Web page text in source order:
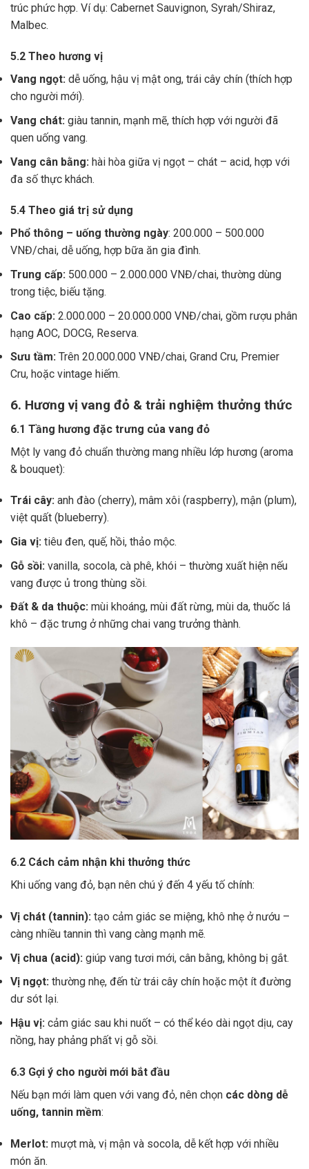
trúc phức hợp. Ví dụ: Cabernet Sauvignon, Syrah/Shiraz,
Malbec.
5.2 Theo hương vị
Vang ngọt: dễ uống, hậu vị mật ong, trái cây chín (thích hợp
cho người mới).
Vang chát: giàu tannin, mạnh mẽ, thích hợp với người đã
quen uống vang.
Vang cân bằng: hài hòa giữa vị ngọt – chát – acid, hợp với
đa số thực khách.
5.4 Theo giá trị sử dụng
Phổ thông – uống thường ngày: 200.000 – 500.000
VNĐ/chai, dễ uống, hợp bữa ăn gia đình.
Trung cấp: 500.000 – 2.000.000 VNĐ/chai, thường dùng
trong tiệc, biếu tặng.
Cao cấp: 2.000.000 – 20.000.000 VNĐ/chai, gồm rượu phân
hạng AOC, DOCG, Reserva.
Sưu tầm: Trên 20.000.000 VNĐ/chai, Grand Cru, Premier
Cru, hoặc vintage hiếm.
6. Hương vị vang đỏ & trải nghiệm thưởng thức
6.1 Tầng hương đặc trưng của vang đỏ
Một ly vang đỏ chuẩn thường mang nhiều lớp hương (aroma
& bouquet):
Trái cây: anh đào (cherry), mâm xôi (raspberry), mận (plum),
việt quất (blueberry).
Gia vị: tiêu đen, quế, hồi, thảo mộc.
Gỗ sồi: vanilla, socola, cà phê, khói – thường xuất hiện nếu
vang được ủ trong thùng sồi.
Đất & da thuộc: mùi khoáng, mùi đất rừng, mùi da, thuốc lá
khô – đặc trưng ở những chai vang trưởng thành.
6.2 Cách cảm nhận khi thưởng thức
Khi uống vang đỏ, bạn nên chú ý đến 4 yếu tố chính:
Vị chát (tannin): tạo cảm giác se miệng, khô nhẹ ở nướu –
càng nhiều tannin thì vang càng mạnh mẽ.
Vị chua (acid): giúp vang tươi mới, cân bằng, không bị gắt.
Vị ngọt: thường nhẹ, đến từ trái cây chín hoặc một ít đường
dư sót lại.
Hậu vị: cảm giác sau khi nuốt – có thể kéo dài ngọt dịu, cay
nồng, hay phảng phất vị gỗ sồi.
6.3 Gợi ý cho người mới bắt đầu
Nếu bạn mới làm quen với vang đỏ, nên chọn các dòng dễ
uống, tannin mềm:
Merlot: mượt mà, vị mận và socola, dễ kết hợp với nhiều
món ăn.